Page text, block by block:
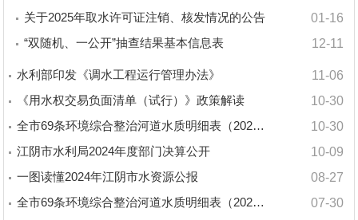
关于2025年取水许可证注销、核发情况的公告
01-16
“双随机、一公开”抽查结果基本信息表
12-11
水利部印发《调水工程运行管理办法》
11-06
《用水权交易负面清单（试行）》政策解读
10-30
全市69条环境综合整治河道水质明细表（2025年1-
10-30
江阴市水利局2024年度部门决算公开
10-09
一图读懂2024年江阴市水资源公报
08-27
全市69条环境综合整治河道水质明细表（2025年1-
07-30